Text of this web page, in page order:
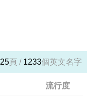
25頁 / 1233個英文名字
流行度